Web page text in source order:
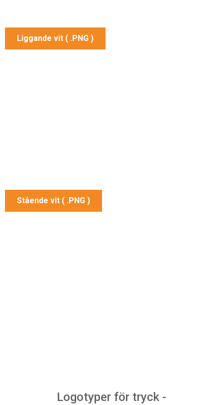
Liggande vit ( .PNG )
Stående vit ( .PNG )
Logotyper för tryck -